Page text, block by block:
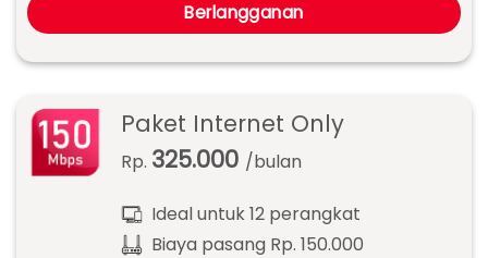
Berlangganan
Paket Internet Only
Rp. 325.000 /bulan
Ideal untuk 12 perangkat
Biaya pasang Rp. 150.000